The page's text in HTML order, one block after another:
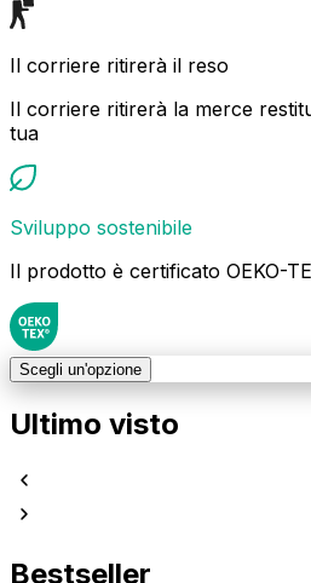
Il corriere ritirerà il reso
Il corriere ritirerà la merce
tua
Sviluppo sostenibile
Il prodotto è certificato OEKO-
Scegli un'opzione
Ultimo visto
Bestseller